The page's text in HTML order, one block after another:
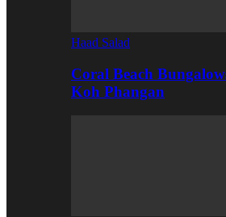
Haad Salad
Coral Beach
Koh Phangan